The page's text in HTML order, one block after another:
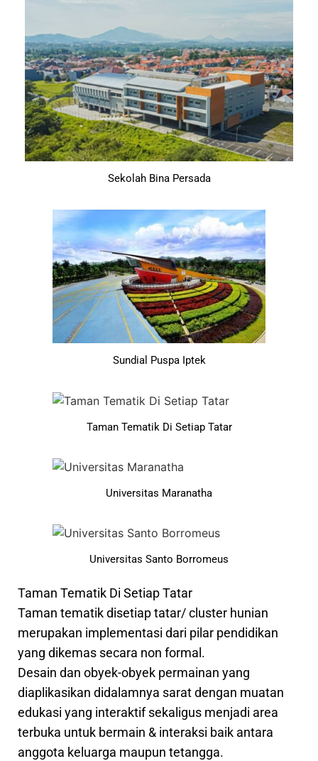
Sekolah Bina Persada
Sundial Puspa Iptek
Taman Tematik Di Setiap Tatar
Universitas Maranatha
Universitas Santo Borromeus
Taman Tematik Di Setiap Tatar
Taman tematik disetiap tatar/ cluster hunian
merupakan implementasi dari pilar pendidikan
yang dikemas secara non formal.
Desain dan obyek-obyek permainan yang
diaplikasikan didalamnya sarat dengan muatan
edukasi yang interaktif sekaligus menjadi area
terbuka untuk bermain & interaksi baik antara
anggota keluarga maupun tetangga.